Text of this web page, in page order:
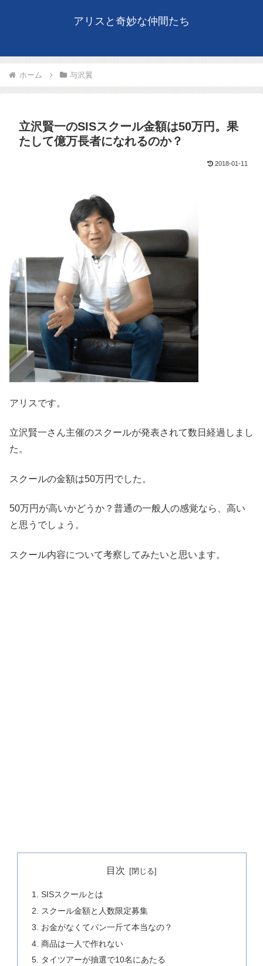
アリスと奇妙な仲間たち
ホーム 与沢翼
立沢賢一のSISスクール金額は50万円。果
たして億万長者になれるのか？
2018-01-11
アリスです。
立沢賢一さん主催のスクールが発表されて数日経過しまし
た。
スクールの金額は50万円でした。
50万円が高いかどうか？普通の一般人の感覚なら、高い
と思うでしょう。
スクール内容について考察してみたいと思います。
目次
SISスクールとは
スクール金額と人数限定募集
お金がなくてパン一斤て本当なの？
商品は一人で作れない
タイツアーが抽選で10名にあたる